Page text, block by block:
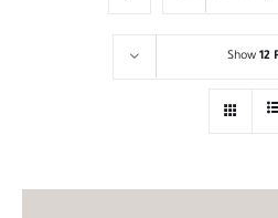
Show 12